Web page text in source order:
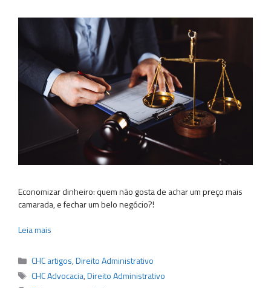
Economizar dinheiro: quem não gosta de achar um preço mais
camarada, e fechar um belo negócio?!
Leia mais
Categorias
CHC artigos,Direito Administrativo
Tags
CHC Advocacia,Direito Administrativo